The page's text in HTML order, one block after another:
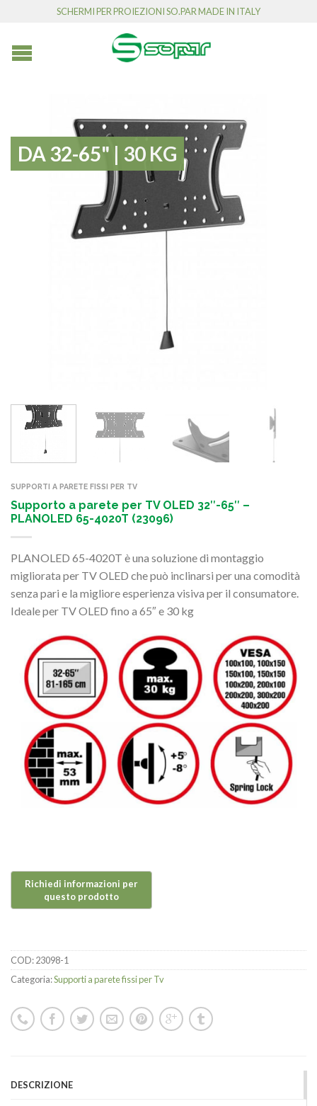
SCHERMI PER PROIEZIONI SO.PAR MADE IN ITALY
DA 32-65" | 30 KG
SUPPORTI A PARETE FISSI PER TV
Supporto a parete per TV OLED 32″-65″ –
PLANOLED 65-4020T (23096)
PLANOLED 65-4020T è una soluzione di montaggio
migliorata per TV OLED che può inclinarsi per una comodità
senza pari e la migliore esperienza visiva per il consumatore.
Ideale per TV OLED fino a 65″ e 30 kg
COD:23098-1
Categoria:Supporti a parete fissi per Tv
DESCRIZIONE